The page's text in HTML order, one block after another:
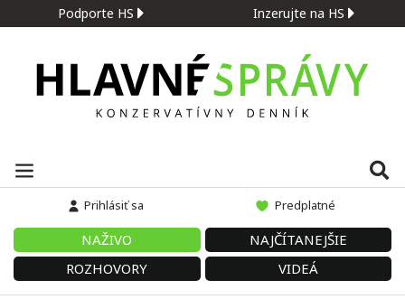
Podporte HS Inzerujte na HS
Prihlásiť sa Predplatné
NAŽIVO
NAJČÍTANEJŠIE
ROZHOVORY
VIDEÁ